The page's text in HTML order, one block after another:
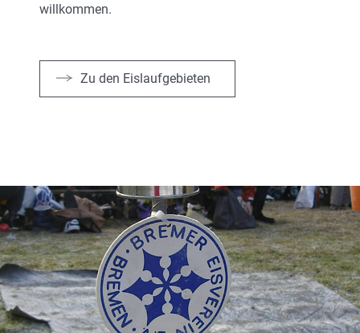
willkommen.
Zu den Eislaufgebieten